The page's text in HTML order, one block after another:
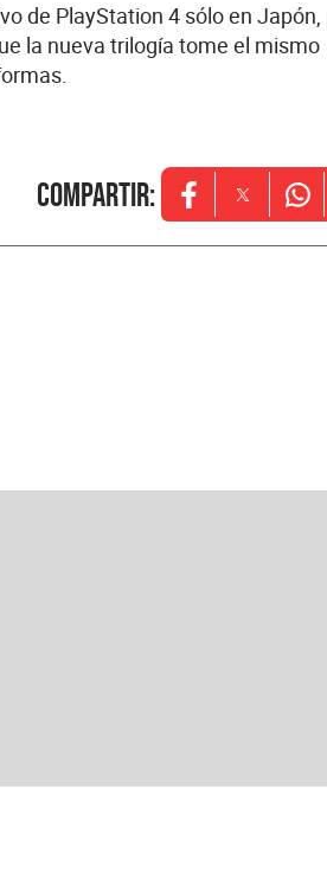
de PlayStation 4 sólo en Japón,
la nueva trilogía tome el mismo
Compartir: Opens in new
Opens in